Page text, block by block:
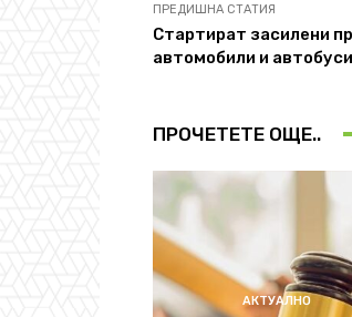
ПРЕДИШНА СТАТИЯ
Стартират засилени
автомобили и автобуси
ПРОЧЕТЕТЕ ОЩЕ..
АКТУАЛНО